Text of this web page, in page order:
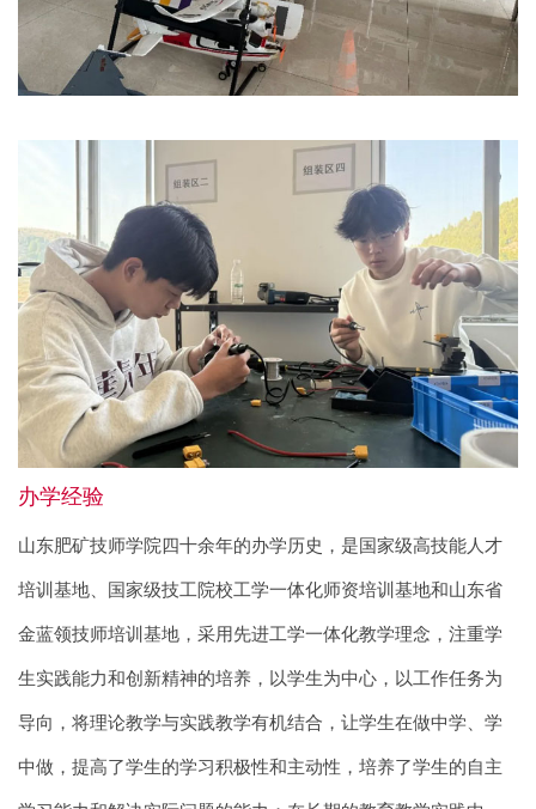
办学经验
山东肥矿技师学院四十余年的办学历史，是国家级高技能人才
培训基地、国家级技工院校工学一体化师资培训基地和山东省
金蓝领技师培训基地，采用先进工学一体化教学理念，注重学
生实践能力和创新精神的培养，以学生为中心，以工作任务为
导向，将理论教学与实践教学有机结合，让学生在做中学、学
中做，提高了学生的学习积极性和主动性，培养了学生的自主